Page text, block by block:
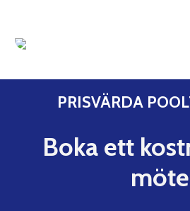
PRISVÄRDA
Boka ett
möte